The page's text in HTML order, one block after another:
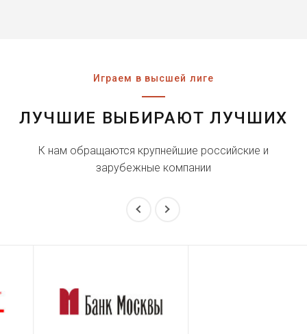
Играем в высшей лиге
ЛУЧШИЕ ВЫБИРАЮТ ЛУЧШИХ
К нам обращаются крупнейшие российские и
зарубежные компании